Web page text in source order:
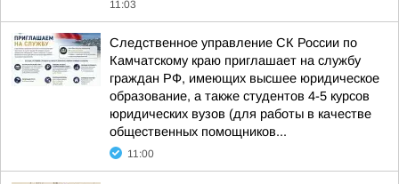
11:03
Следственное управление СК России по
Камчатскому краю приглашает на службу
граждан РФ, имеющих высшее юридическое
образование, а также студентов 4-5 курсов
юридических вузов (для работы в качестве
общественных помощников...
11:00